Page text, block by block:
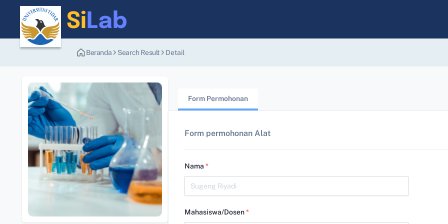
Beranda Search Result Detail
Form Permohonan
Form permohonan Alat
Nama *
Mahasiswa/Dosen*